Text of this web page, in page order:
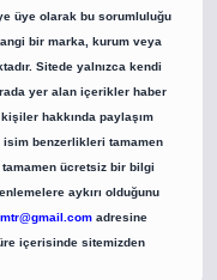
üye olarak bu sorumluluğu
bir marka, kurum veya
Sitede yalnızca kendi
yer alan içerikler haber
hakkında paylaşım
isim benzerlikleri tamamen
ücretsiz bir bilgi
aykırı olduğunu
adresine
içerisinde sitemizden